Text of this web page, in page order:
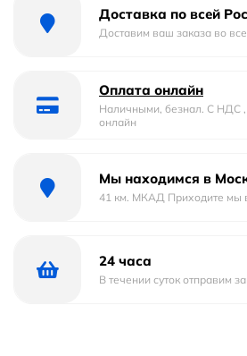
ЗеркалоДоставка по всей
Доставим ваш заказа во
Оплата онлайн
Наличными, безнал. С НДС ,
онлайн
Мы находимся в
41 км. МКАД Приходите мы
24 часа
В течении суток отправим